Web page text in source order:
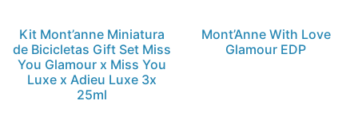
Kit Mont’anne Miniatura
de Bicicletas Gift Set Miss
You Glamour x Miss You
Luxe x Adieu Luxe 3x
25ml
Mont’Anne With Love
Glamour EDP